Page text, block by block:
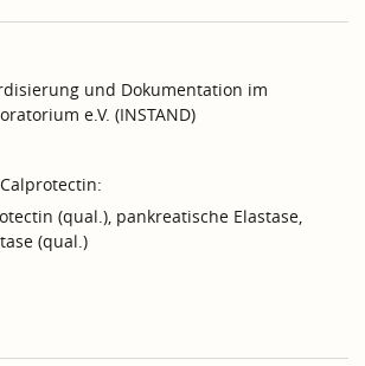
und Dokumentation im
e.V. (INSTAND)
(qual.), pankreatische Elastase,
(qual.)